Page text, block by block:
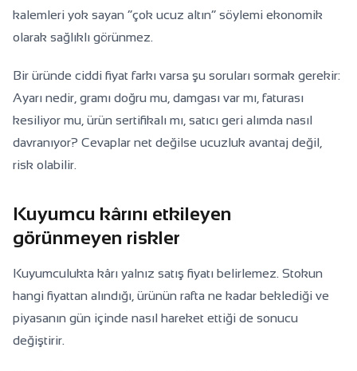
kalemleri yok sayan “çok ucuz altın” söylemi ekonomik
olarak sağlıklı görünmez.
Bir üründe ciddi fiyat farkı varsa şu soruları sormak gerekir:
Ayarı nedir, gramı doğru mu, damgası var mı, faturası
kesiliyor mu, ürün sertifikalı mı, satıcı geri alımda nasıl
davranıyor? Cevaplar net değilse ucuzluk avantaj değil,
risk olabilir.
Kuyumcu kârını etkileyen
görünmeyen riskler
Kuyumculukta kârı yalnız satış fiyatı belirlemez. Stokun
hangi fiyattan alındığı, ürünün rafta ne kadar beklediği ve
piyasanın gün içinde nasıl hareket ettiği de sonucu
değiştirir.